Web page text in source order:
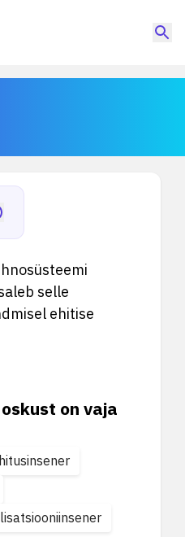
selle
ehitise
on vaja